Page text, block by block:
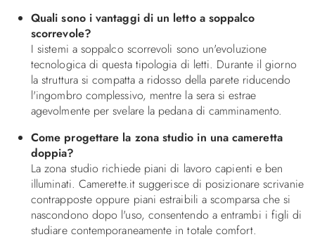
Quali sono i vantaggi di un letto a soppalco
scorrevole?
I sistemi a soppalco scorrevoli sono un'evoluzione
tecnologica di questa tipologia di letti. Durante il giorno
la struttura si compatta a ridosso della parete riducendo
l'ingombro complessivo, mentre la sera si estrae
agevolmente per svelare la pedana di camminamento.
Come progettare la zona studio in una cameretta
doppia?
La zona studio richiede piani di lavoro capienti e ben
illuminati. Camerette.it suggerisce di posizionare scrivanie
contrapposte oppure piani estraibili a scomparsa che si
nascondono dopo l'uso, consentendo a entrambi i figli di
studiare contemporaneamente in totale comfort.